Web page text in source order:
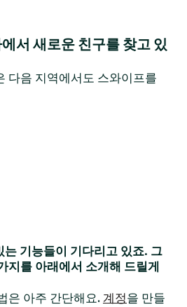
서 새로운 친구를 찾고 있
다음 지역에서도 스와이프를
기능들이 기다리고 있죠. 그
지를 아래에서 소개해 드릴게
은 아주 간단해요. 계정을 만들